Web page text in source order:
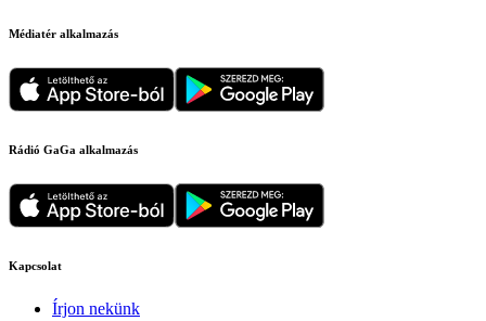
Médiatér alkalmazás
Rádió GaGa alkalmazás
Kapcsolat
Írjon nekünk